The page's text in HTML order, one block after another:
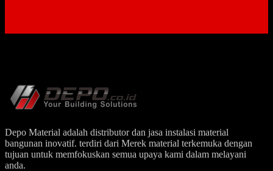
Depo Material adalah distributor dan jasa instalasi material
bangunan inovatif. terdiri dari Merek material terkemuka dengan
tujuan untuk memfokuskan semua upaya kami dalam melayani
anda.